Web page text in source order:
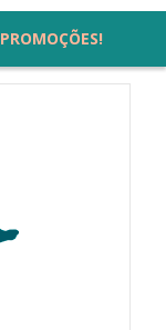
PROMOÇÕES!